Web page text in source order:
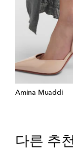
Amina Muaddi
다른 추